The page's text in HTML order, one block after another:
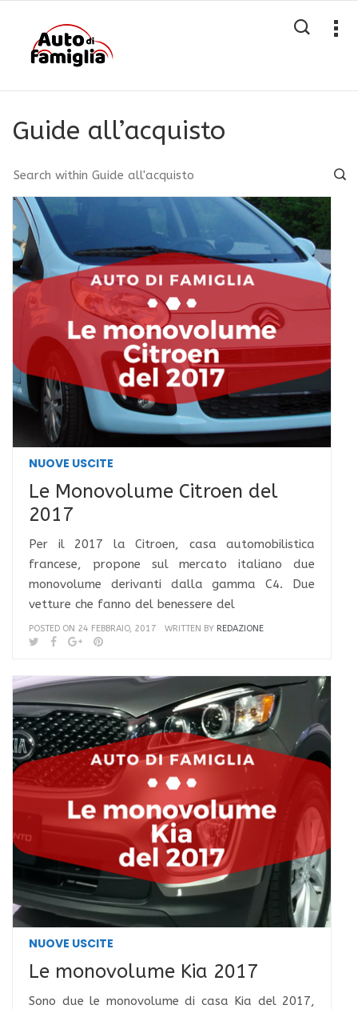
Guide all’acquisto
NUOVE USCITE
Le Monovolume Citroen del
2017
Per il 2017 la Citroen, casa automobilistica
francese, propone sul mercato italiano due
monovolume derivanti dalla gamma C4. Due
vetture che fanno del benessere del
POSTED ON 24 FEBBRAIO, 2017 WRITTEN BY REDAZIONE
NUOVE USCITE
Le monovolume Kia 2017
Sono due le monovolume di casa Kia del 2017,